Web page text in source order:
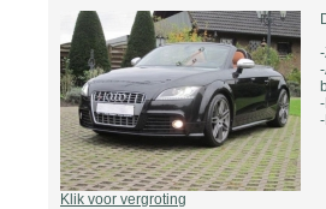
Klik voor vergroting